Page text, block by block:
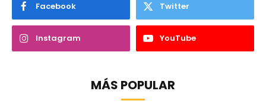
Facebook Twitter
Instagram YouTube
MÁS POPULAR